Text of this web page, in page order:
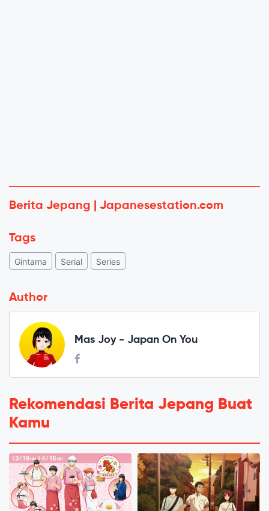
Berita Jepang | Japanesestation.com
Tags
Gintama Serial Series
Author
Mas Joy - Japan On You
Rekomendasi Berita Jepang Buat
Kamu